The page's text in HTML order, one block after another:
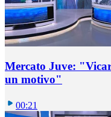
Mercato Juve:
un motivo"
00:21